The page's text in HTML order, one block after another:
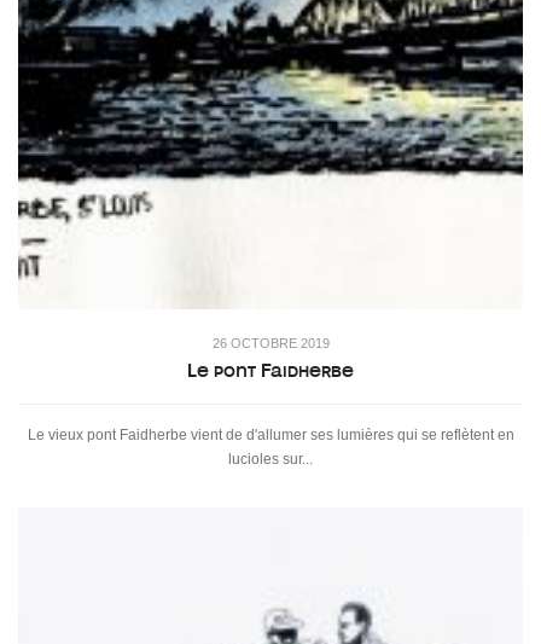
26 OCTOBRE 2019
Le pont Faidherbe
Le vieux pont Faidherbe vient de d'allumer ses lumières qui se reflètent en
lucioles sur...